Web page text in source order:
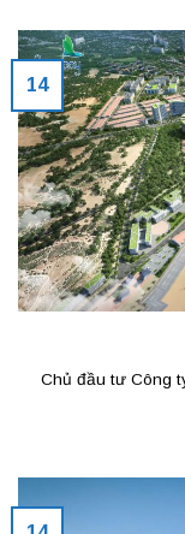
Chủ đầu tư Công
14